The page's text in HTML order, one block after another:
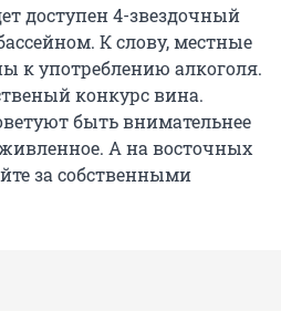
доступен 4-звездочный
К слову, местные
к употреблению алкоголя.
конкурс вина.
быть внимательнее
А на восточных
за собственными